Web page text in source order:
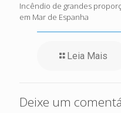
Incêndio de grandes
em Mar de Espanha
Leia Mais
Deixe um